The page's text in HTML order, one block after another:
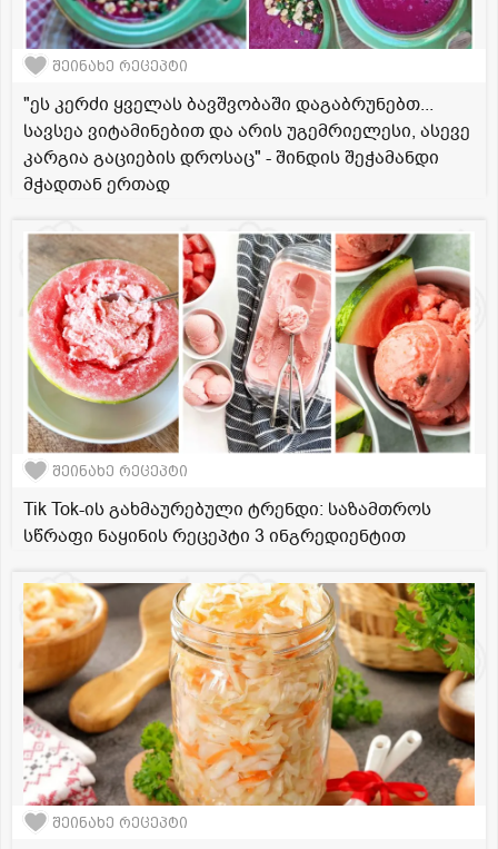
შეინახე რეცეპტი
"ეს კერძი ყველას ბავშვობაში დაგაბრუნებთ...
სავსეა ვიტამინებით და არის უგემრიელესი, ასევე
კარგია გაციების დროსაც" - შინდის შეჭამანდი
მჭადთან ერთად
შეინახე რეცეპტი
Tik Tok-ის გახმაურებული ტრენდი: საზამთროს
სწრაფი ნაყინის რეცეპტი 3 ინგრედიენტით
შეინახე რეცეპტი